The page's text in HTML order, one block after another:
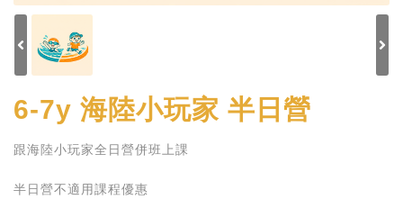
6-7y 海陸小玩家 半日營
跟海陸小玩家全日營併班上課
半日營不適用課程優惠